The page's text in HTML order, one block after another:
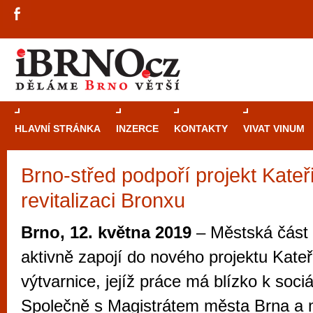
HLAVNÍ STRÁNKA INZERCE KONTAKTY VIVAT VINUM
Brno-střed podpoří projekt
revitalizaci Bronxu
Brno, 12. května 2019 – Městská
aktivně zapojí do nového projektu
výtvarnice, jejíž práce má blízko k
Společně s Magistrátem města Brna a
Průvodce
Brno je
zajímavé
restaurace,
Mimo jiné je ale také místem, kde si